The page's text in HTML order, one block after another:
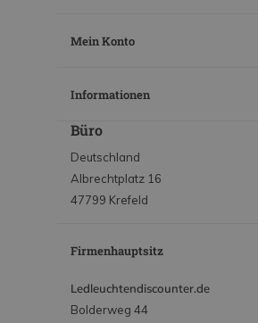
Mein Konto
Informationen
Büro
Deutschland
Albrechtplatz 16
47799 Krefeld
Firmenhauptsitz
Ledleuchtendiscounter.de
Bolderweg 44